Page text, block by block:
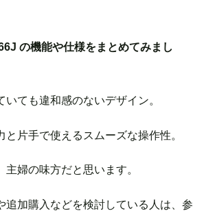
の機能や仕様をまとめてみまし
いても違和感のないデザイン。
と片手で使えるスムーズな操作性。
主婦の味方だと思います。
追加購入などを検討している人は、参